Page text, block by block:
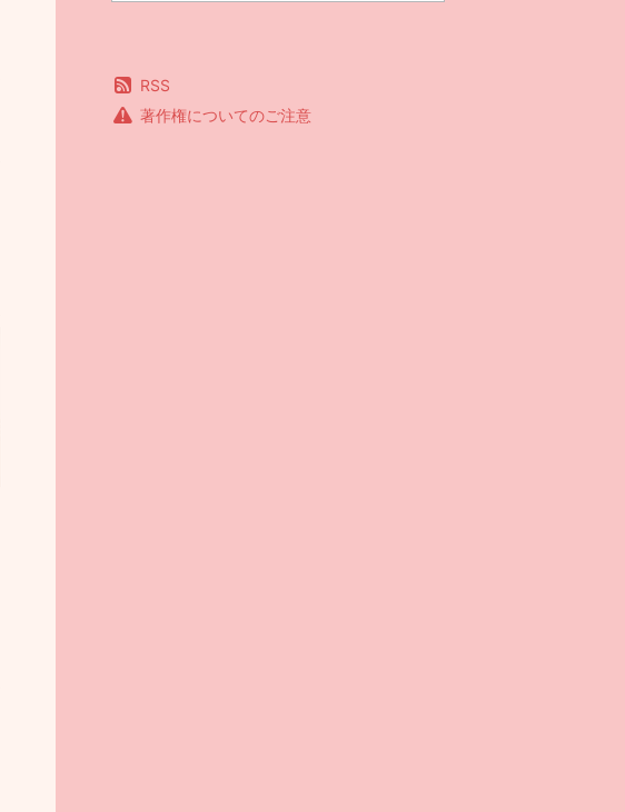
RSS
著作権についてのご注意